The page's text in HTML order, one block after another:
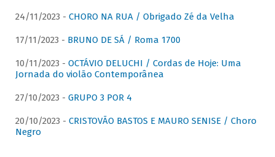
24/11/2023 - CHORO NA RUA / Obrigado Zé da Velha
17/11/2023 - BRUNO DE SÁ / Roma 1700
10/11/2023 - OCTÁVIO DELUCHI / Cordas de Hoje: Uma
Jornada do violão Contemporânea
27/10/2023 - GRUPO 3 POR 4
20/10/2023 - CRISTOVÃO BASTOS E MAURO SENISE / Choro
Negro